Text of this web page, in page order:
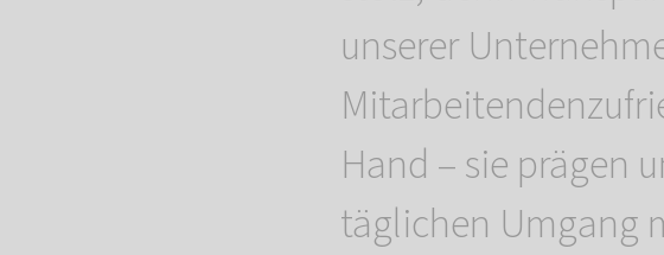
unserer
Hand – sie prägen
täglichen Umgang